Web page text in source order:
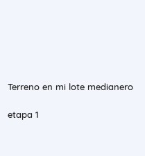
Terreno en mi lote medianero
etapa 1